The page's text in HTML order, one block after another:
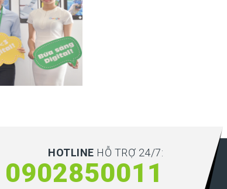
HOTLINE HỖ TRỢ 24/7:
0902850011